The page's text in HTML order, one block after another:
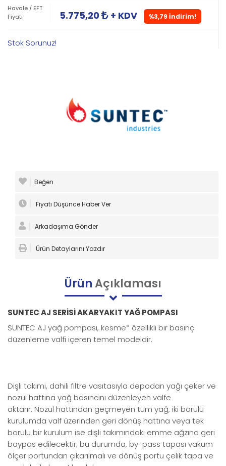
Havale / EFT
Fiyatı
5.775,20 + KDV %3,79 İndirim!
Stok Sorunuz!
Beğen
Fiyatı Düşünce Haber Ver
Arkadaşıma Gönder
Ürün Detaylarını Yazdır
ÜrünAçıklaması
SUNTEC AJ SERİSİ AKARYAKIT YAĞ POMPASI
SUNTEC AJ yağ pompası, kesme* özellikli bir basınç
düzenleme valfi içeren temel modeldir.
Dişli takımı, dahili filtre vasıtasıyla depodan yağı çeker ve
nozul hattına yağ basıncını düzenleyen valfe
aktarır. Nozul hattından geçmeyen tüm yağ, iki borulu
kurulumda valf üzerinden geri dönüş hattına veya tek
borulu bir kurulum ise dişli takımındaki emme ağzına geri
baypas edilecektir; bu durumda, by-pass tapası vakum
ölçer portundan çıkarılmalı ve dönüş portu çelik tapa ve